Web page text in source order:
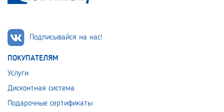
Подписывайся на нас!
ПОКУПАТЕЛЯМ
Услуги
Дисконтная система
Подарочные сертификаты